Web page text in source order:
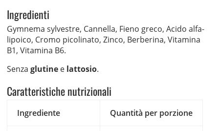
Ingredienti
Gymnema sylvestre, Cannella, Fieno greco, Acido alfa-
lipoico, Cromo picolinato, Zinco, Berberina, Vitamina
B1, Vitamina B6.
Senza glutinee lattosio.
Caratteristiche nutrizionali
Ingrediente Quantità per porzione